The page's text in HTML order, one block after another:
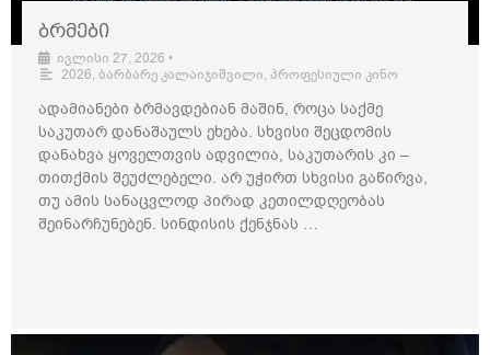
ბრმები
ივლისი 27, 2026 •
2026, ბარბარე კალაიჯიშვილი, პროფესიული კინო
ადამიანები ბრმავდებიან მაშინ, როცა საქმე
საკუთარ დანაშაულს ეხება. სხვისი შეცდომის
დანახვა ყოველთვის ადვილია, საკუთარის კი –
თითქმის შეუძლებელი. არ უჭირთ სხვისი გაწირვა,
თუ ამის სანაცვლოდ პირად კეთილდღეობას
შეინარჩუნებენ. სინდისის ქენჯნას …